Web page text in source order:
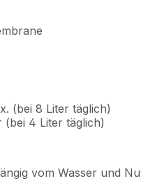
(bei 8 Liter täglich)
(bei 4 Liter täglich)
vom Wasser und